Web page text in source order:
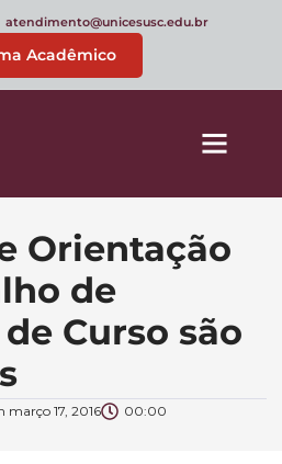
atendimento@unicesusc.edu.br
Acadêmico
Orientação
de
Curso são
março 17, 2016 00:00